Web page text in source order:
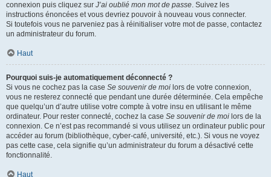
connexion puis cliquez sur J’ai oublié mon mot de passe. Suivez les
instructions énoncées et vous devriez pouvoir à nouveau vous connecter.
Si toutefois vous ne parveniez pas à réinitialiser votre mot de passe, contactez
un administrateur du forum.
Haut
Pourquoi suis-je automatiquement déconnecté ?
Si vous ne cochez pas la case Se souvenir de moi lors de votre connexion,
vous ne resterez connecté que pendant une durée déterminée. Cela empêche
que quelqu’un d’autre utilise votre compte à votre insu en utilisant le même
ordinateur. Pour rester connecté, cochez la case Se souvenir de moi lors de la
connexion. Ce n’est pas recommandé si vous utilisez un ordinateur public pour
accéder au forum (bibliothèque, cyber-café, université, etc.). Si vous ne voyez
pas cette case, cela signifie qu’un administrateur du forum a désactivé cette
fonctionnalité.
Haut